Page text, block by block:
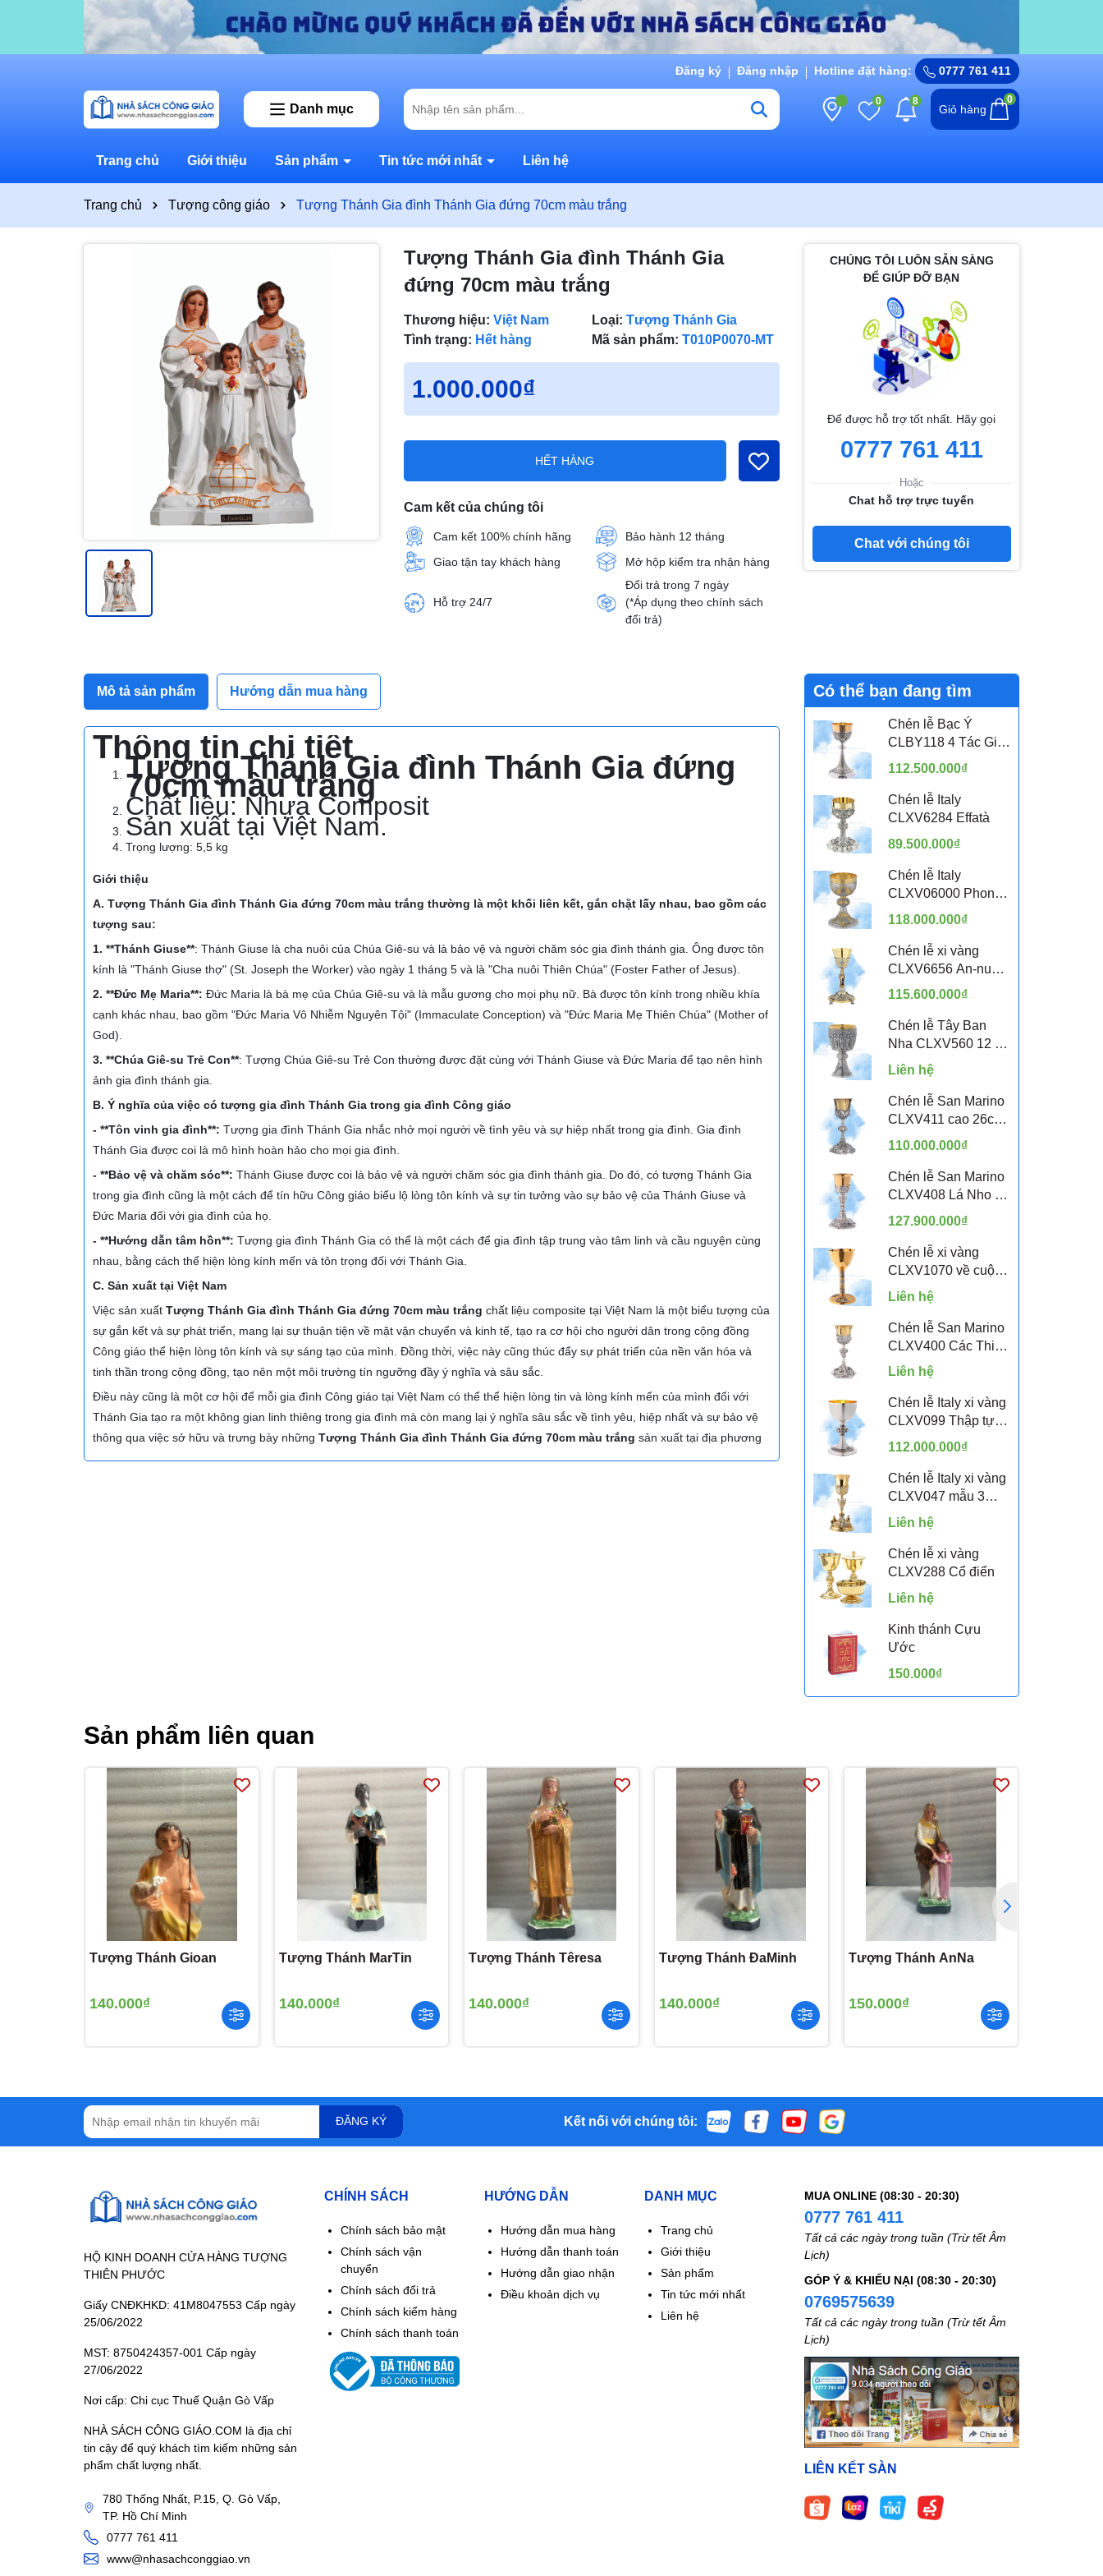
Đăng ký Đăng nhập Hotline đặt hàng: 0777 761 411
Danh mục
0 8
Giỏ hàng
0
Trang chủ Giới thiệu Sản phẩm Tin tức mới nhất Liên hệ
Trang chủ Tượng công giáo Tượng Thánh Gia đình Thánh Gia đứng 70cm màu trắng
Tượng Thánh Gia đình Thánh Gia
đứng 70cm màu trắng
Thương hiệu: Việt Nam Loại: Tượng Thánh Gia
Tình trạng: Hết hàng Mã sản phẩm: T010P0070-MT
1.000.000₫
HẾT HÀNG
Cam kết của chúng tôi
Cam kết 100% chính hãng
Bảo hành 12 tháng
Giao tận tay khách hàng
Mở hộp kiểm tra nhận hàng
Hỗ trợ 24/7
Đổi trả trong 7 ngày
(*Áp dụng theo chính sách
đổi trả)
CHÚNG TÔI LUÔN SẴN SÀNG
ĐỂ GIÚP ĐỠ BẠN
Để được hỗ trợ tốt nhất. Hãy gọi
0777 761 411
Hoặc
Chat hỗ trợ trực tuyến
Chat với chúng tôi
Mô tả sản phẩm Hướng dẫn mua hàng
Thông tin chi tiết
Tượng Thánh Gia đình Thánh Gia đứng
70cm màu trắng
Chất liệu: Nhựa Composit
Sản xuất tại Việt Nam.
Trọng lượng: 5,5 kg
Giới thiệu
A. Tượng Thánh Gia đình Thánh Gia đứng 70cm màu trắng thường là một khối liên kết, gắn chặt lấy nhau, bao gồm các
tượng sau:
1. **Thánh Giuse**: Thánh Giuse là cha nuôi của Chúa Giê-su và là bảo vệ và người chăm sóc gia đình thánh gia. Ông được tôn
kính là "Thánh Giuse thợ" (St. Joseph the Worker) vào ngày 1 tháng 5 và là "Cha nuôi Thiên Chúa" (Foster Father of Jesus).
2. **Đức Mẹ Maria**: Đức Maria là bà mẹ của Chúa Giê-su và là mẫu gương cho mọi phụ nữ. Bà được tôn kính trong nhiều khía
cạnh khác nhau, bao gồm "Đức Maria Vô Nhiễm Nguyên Tội" (Immaculate Conception) và "Đức Maria Mẹ Thiên Chúa" (Mother of
God).
3. **Chúa Giê-su Trẻ Con**: Tượng Chúa Giê-su Trẻ Con thường được đặt cùng với Thánh Giuse và Đức Maria để tạo nên hình
ảnh gia đình thánh gia.
B. Ý nghĩa của việc có tượng gia đình Thánh Gia trong gia đình Công giáo
- **Tôn vinh gia đình**: Tượng gia đình Thánh Gia nhắc nhở mọi người về tình yêu và sự hiệp nhất trong gia đình. Gia đình
Thánh Gia được coi là mô hình hoàn hảo cho mọi gia đình.
- **Bảo vệ và chăm sóc**: Thánh Giuse được coi là bảo vệ và người chăm sóc gia đình thánh gia. Do đó, có tượng Thánh Gia
trong gia đình cũng là một cách để tín hữu Công giáo biểu lộ lòng tôn kính và sự tin tưởng vào sự bảo vệ của Thánh Giuse và
Đức Maria đối với gia đình của họ.
- **Hướng dẫn tâm hồn**: Tượng gia đình Thánh Gia có thể là một cách để gia đình tập trung vào tâm linh và cầu nguyện cùng
nhau, bằng cách thể hiện lòng kính mến và tôn trọng đối với Thánh Gia.
C. Sản xuất tại Việt Nam
Việc sản xuất Tượng Thánh Gia đình Thánh Gia đứng 70cm màu trắng chất liệu composite tại Việt Nam là một biểu tượng của
sự gắn kết và sự phát triển, mang lại sự thuận tiện về mặt vận chuyển và kinh tế, tạo ra cơ hội cho người dân trong cộng đồng
Công giáo thể hiện lòng tôn kính và sự sáng tạo của mình. Đồng thời, việc này cũng thúc đẩy sự phát triển của nền văn hóa và
tinh thần trong cộng đồng, tạo nên một môi trường tín ngưỡng đầy ý nghĩa và sâu sắc.
Điều này cũng là một cơ hội để mỗi gia đình Công giáo tại Việt Nam có thể thể hiện lòng tin và lòng kính mến của mình đối với
Thánh Gia tạo ra một không gian linh thiêng trong gia đình mà còn mang lại ý nghĩa sâu sắc về tình yêu, hiệp nhất và sự bảo vệ
thông qua việc sở hữu và trưng bày những Tượng Thánh Gia đình Thánh Gia đứng 70cm màu trắng sản xuất tại địa phương
Có thể bạn đang tìm
Chén lễ Bạc Ý
CLBY118 4 Tác Giả
Sách Tin Mừng
112.500.000₫
Chén lễ Italy
CLXV6284 Effatà
89.500.000₫
Chén lễ Italy
CLXV06000 Phong
cách Byzantine
118.000.000₫
Chén lễ xi vàng
CLXV6656 An-nun-
tsi-a-ta 24cm
115.600.000₫
Chén lễ Tây Ban
Nha CLXV560 12 Vị
Thánh Tông Đồ
Liên hệ
Chén lễ San Marino
CLXV411 cao 26cm
- 12 Thánh Tông Đồ
110.000.000₫
Chén lễ San Marino
CLXV408 Lá Nho và
Lúa Mì
127.900.000₫
Chén lễ xi vàng
CLXV1070 về cuộc
đời Chúa Giêsu
Liên hệ
Chén lễ San Marino
CLXV400 Các Thiên
Thần
Liên hệ
Chén lễ Italy xi vàng
CLXV099 Thập tự
Celtic
112.000.000₫
Chén lễ Italy xi vàng
CLXV047 mẫu 3
Thiên Thần Putti
Liên hệ
Chén lễ xi vàng
CLXV288 Cổ điển
Liên hệ
Kinh thánh Cựu
Ước
150.000₫
Sản phẩm liên quan
Tượng Thánh Gioan
140.000₫
Tượng Thánh MarTin
140.000₫
Tượng Thánh Têresa
140.000₫
Tượng Thánh ĐaMinh
140.000₫
Tượng Thánh AnNa
150.000₫
ĐĂNG KÝ Kết nối với chúng tôi:
HỘ KINH DOANH CỬA HÀNG TƯỢNG
THIÊN PHƯỚC
Giấy CNĐKHKD: 41M8047553 Cấp ngày
25/06/2022
MST: 8750424357-001 Cấp ngày
27/06/2022
Nơi cấp: Chi cục Thuế Quận Gò Vấp
NHÀ SÁCH CÔNG GIÁO.COM là địa chỉ
tin cậy để quý khách tìm kiếm những sản
phẩm chất lượng nhất.
780 Thống Nhất, P.15, Q. Gò Vấp,
TP. Hồ Chí Minh
0777 761 411
www@nhasachconggiao.vn
CHÍNH SÁCH
Chính sách bảo mật
Chính sách vận
chuyển
Chính sách đổi trả
Chính sách kiểm hàng
Chính sách thanh toán
HƯỚNG DẪN
Hướng dẫn mua hàng
Hướng dẫn thanh toán
Hướng dẫn giao nhận
Điều khoản dịch vụ
DANH MỤC
Trang chủ
Giới thiệu
Sản phẩm
Tin tức mới nhất
Liên hệ
MUA ONLINE (08:30 - 20:30)
0777 761 411
Tất cả các ngày trong tuần (Trừ tết Âm
Lịch)
GÓP Ý & KHIẾU NẠI (08:30 - 20:30)
0769575639
Tất cả các ngày trong tuần (Trừ tết Âm
Lịch)
LIÊN KẾT SÀN